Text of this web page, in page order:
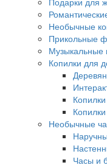
Необычные
Прикольные
Музыкальные
Копилки для
Необычные
Часы и